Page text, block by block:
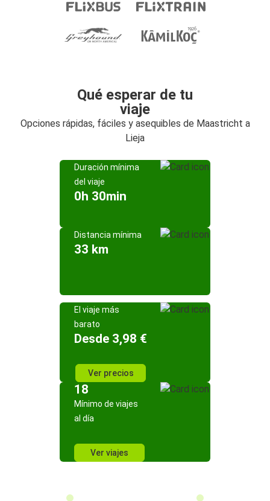
Qué esperar de tu
viaje
Opciones rápidas, fáciles y asequibles de Maastricht a
Lieja
Duración mínima
del viaje
0h 30min
Distancia mínima
33 km
El viaje más
barato
Desde 3,98 €
Ver precios
18
Mínimo de viajes
al día
Ver viajes